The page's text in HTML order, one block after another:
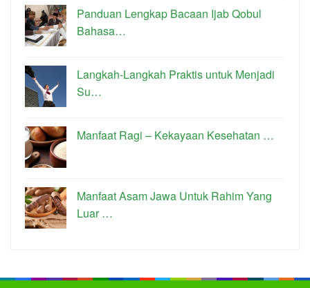
Panduan Lengkap Bacaan Ijab Qobul
Bahasa…
Langkah-Langkah Praktis untuk Menjadi
Su…
Manfaat Ragi – Kekayaan Kesehatan …
Manfaat Asam Jawa Untuk Rahim Yang
Luar …